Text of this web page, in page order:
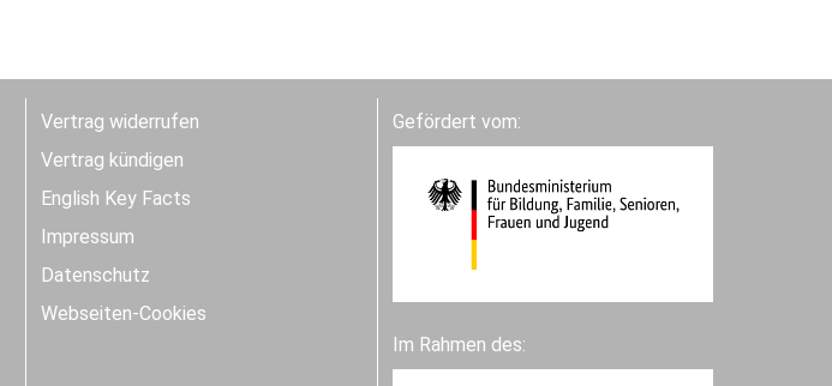
Vertrag widerrufen
Vertrag kündigen
English Key Facts
Impressum
Datenschutz
Webseiten-Cookies
Gefördert vom:
Im Rahmen des: